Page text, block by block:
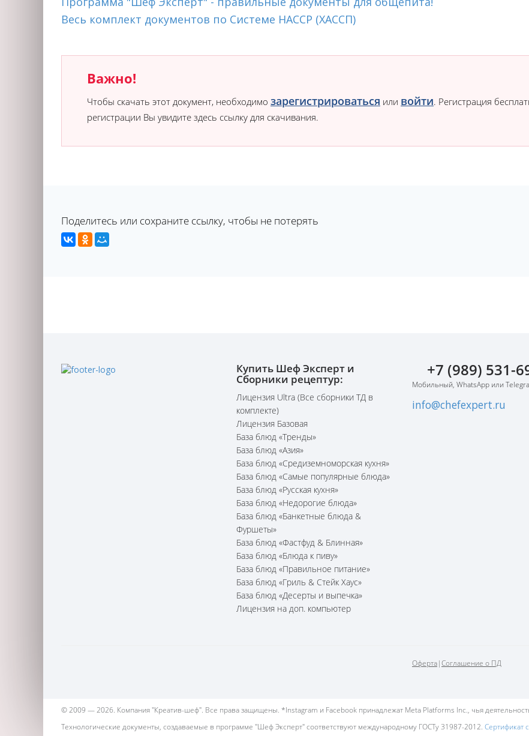
Весь комплект документов по Системе HACCP (ХАССП)
Важно!
Чтобы скачать этот документ, необходимо зарегистрироваться или войти. Регистрация
регистрации Вы увидите здесь ссылку для скачивания.
Поделитесь или сохраните ссылку, чтобы не потерять
Купить Шеф Эксперт и
Сборники рецептур:
Лицензия Ultra (Все сборники ТД в
комплекте)
Лицензия Базовая
База блюд «Тренды»
База блюд «Азия»
База блюд «Средиземноморская кухня»
База блюд «Самые популярные блюда»
База блюд «Русская кухня»
База блюд «Недорогие блюда»
База блюд «Банкетные блюда &
Фуршеты»
База блюд «Фастфуд & Блинная»
База блюд «Блюда к пиву»
База блюд «Правильное питание»
База блюд «Гриль & Стейк Хаус»
База блюд «Десерты и выпечка»
Лицензия на доп. компьютер
+7 (989) 531-
Мобильный, WhatsApp или
info@chefexpert.ru
Оферта|Соглашение о ПД
© 2009 — 2026. Компания "Креатив-шеф". Все права защищены. *Instagram и Facebook принадлежат Meta Platforms Inc., чья
Технологические документы, создаваемые в программе "Шеф Эксперт" соответствуют международному ГОСТу 31987-2012. Сертификат